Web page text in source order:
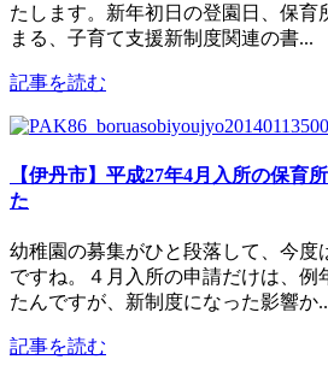
たします。新年初日の登園日、保育
まる、子育て支援新制度関連の書...
記事を読む
【伊丹市】平成27年4月入所の保育
た
幼稚園の募集がひと段落して、今度
ですね。４月入所の申請だけは、例
たんですが、新制度になった影響か
記事を読む